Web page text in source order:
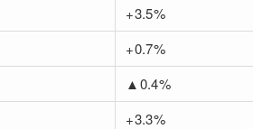
+3.5%
+0.7%
▲0.4%
+3.3%